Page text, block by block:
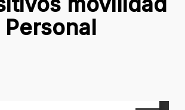
Personal